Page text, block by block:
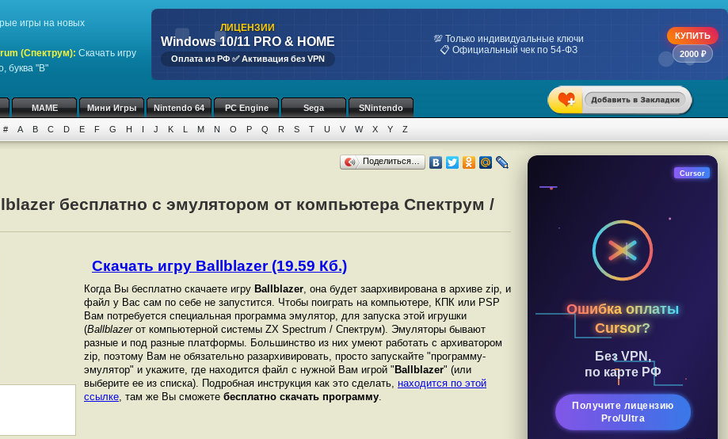
игры на новых
(Спектрум): Скачать игру
буква "B"
ЛИЦЕНЗИИ
Windows 10/11 PRO & HOME
Оплата из РФ ✅ Активация без VPN
💯 Только индивидуальные ключи
📋 Официальный чек по 54-ФЗ
КУПИТЬ
2000 ₽
MAME Мини Игры Nintendo 64 PC Engine Sega SNintendo
# A B C D E F G H I J K L M N O P Q R S T U V W X Y Z
Поделиться…
бесплатно с эмулятором от компьютера Спектрум /
Скачать игру Ballblazer (19.59 Кб.)
Когда Вы бесплатно скачаете игру Ballblazer, она будет заархивирована в архиве zip, и
файл у Вас сам по себе не запустится. Чтобы поиграть на компьютере, КПК или PSP
Вам потребуется специальная программа эмулятор, для запуска этой игрушки
(Ballblazerот компьютерной системы ZX Spectrum / Спектрум). Эмуляторы бывают
разные и под разные платформы. Большинство из них умеют работать с архиватором
zip, поэтому Вам не обязательно разархивировать, просто запускайте "программу-
эмулятор" и укажите, где находится файл с нужной Вам игрой " Ballblazer" (или
выберите ее из списка). Подробная инструкция как это сделать, находится по этой
ссылке, там же Вы сможете бесплатно скачать программу.
Ошибка оплаты
Cursor?
Без VPN,
по карте РФ
Получите лицензию
Pro/Ultra
Cursor